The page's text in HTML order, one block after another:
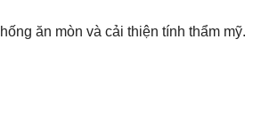
ăn mòn và cải thiện tính thẩm mỹ.